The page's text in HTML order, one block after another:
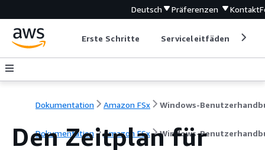
Deutsch Präferenzen Kontakt
Erste Schritte Serviceleitfäden
Dokumentation Amazon FSx
Dokumentation Amazon FSx Windows-
Den Zeitplan für